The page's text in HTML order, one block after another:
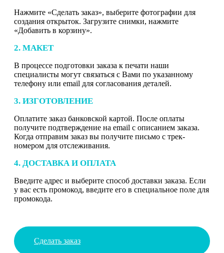
Нажмите «Сделать заказ», выберите фотографии для
создания открыток. Загрузите снимки, нажмите
«Добавить в корзину».
2. МАКЕТ
В процессе подготовки заказа к печати наши
специалисты могут связаться с Вами по указанному
телефону или email для согласования деталей.
3. ИЗГОТОВЛЕНИЕ
Оплатите заказ банковской картой. После оплаты
получите подтверждение на email с описанием заказа.
Когда отправим заказ вы получите письмо с трек-
номером для отслеживания.
4. ДОСТАВКА И ОПЛАТА
Введите адрес и выберите способ доставки заказа. Если
у вас есть промокод, введите его в специальное поле для
промокода.
Сделать заказ